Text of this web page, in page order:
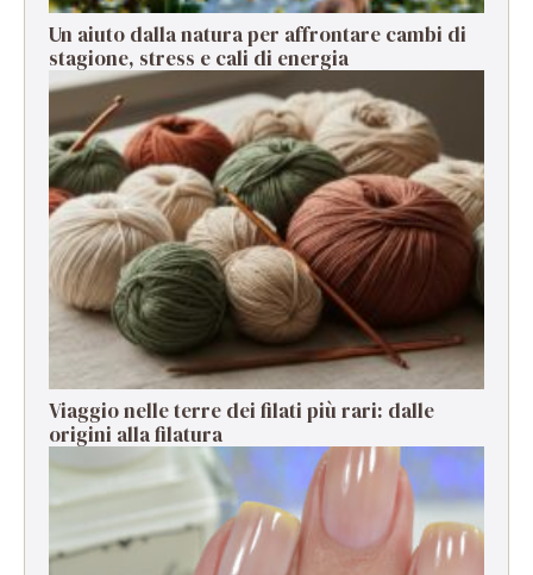
Un aiuto dalla natura per affrontare cambi di
stagione, stress e cali di energia
Viaggio nelle terre dei filati più rari: dalle
origini alla filatura